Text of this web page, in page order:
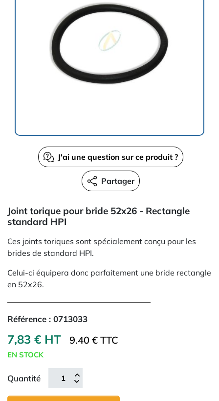
J'ai une question sur ce produit ?
Partager
Joint torique pour bride 52x26 - Rectangle
standard HPI
Ces joints toriques sont spécialement conçu pour les
brides de standard HPI.
Celui-ci équipera donc parfaitement une bride rectangle
en 52x26.
Référence : 0713033
7,83 € HT 9.40 € TTC
EN STOCK
Quantité